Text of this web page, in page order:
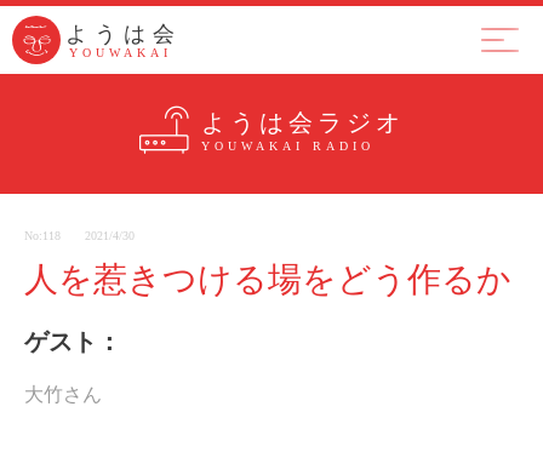
ようは会
YOUWAKAI
ようは会
YOUWAKAI
ようは会ラジオ
YOUWAKAI RADIO
No:118 2021/4/30
人を惹きつける場をどう作るか
ゲスト：
大竹さん